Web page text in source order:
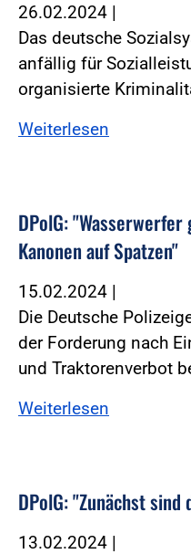
26.02.2024 |
Das deutsche
anfällig für
organisierte
Weiterlesen
DPolG:
Kanonen auf Spatzen"
15.02.2024 |
Die Deutsche
der Forderung nach
und Traktorenverbot
Weiterlesen
DPolG: "Zunächst
13.02.2024 |